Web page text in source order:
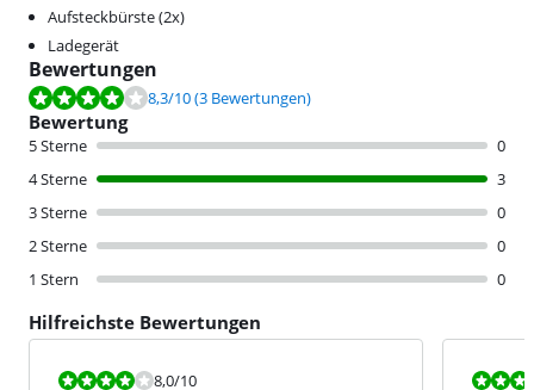
Aufsteckbürste (2x)
Ladegerät
Bewertungen
Bewertet mit 8,3 von 10, basierend auf 3 Bewertungen.
8,3/10(3 Bewertungen)
Bewertung
5 Sterne
0
4 Sterne
3
3 Sterne
0
2 Sterne
0
1 Stern
0
Hilfreichste Bewertungen
Bewertet mit 8,0 von 10.
8,0/10 Bewertet